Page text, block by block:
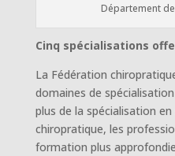
Département
Cinq spécialisations
La Fédération
domaines de
plus de la spécialisation
chiropratique, les
formation plus